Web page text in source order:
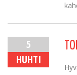
5
HUHTI